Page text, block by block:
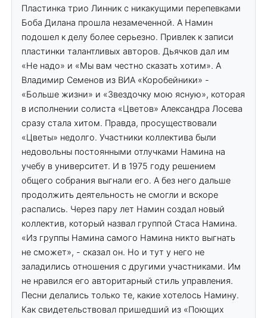
Пластинка трио Линник с никакущими перепевками
Боба Дилана прошла незамеченной. А Намин
подошел к делу более серьезно. Привлек к записи
пластинки талантливых авторов. Дьячков дал им
«Не надо» и «Мы вам честно сказать хотим». А
Владимир Семенов из ВИА «Коробейники» -
«Больше жизни» и «Звездочку мою ясную», которая
в исполнении солиста «Цветов» Александра Лосева
сразу стала хитом. Правда, просуществовали
«Цветы» недолго. Участники коллектива были
недовольны постоянными отлучками Намина на
учебу в университет. И в 1975 году решением
общего собрания выгнали его. А без него дальше
продолжить деятельность не смогли и вскоре
распались. Через пару лет Намин создал новый
коллектив, который назвал группой Стаса Намина.
«Из группы Намина самого Намина никто выгнать
не сможет», - сказал он. Но и тут у него не
заладились отношения с другими участниками. Им
не нравился его авторитарный стиль управления.
Песни делались только те, какие хотелось Намину.
Как свидетельствовал пришедший из «Поющих